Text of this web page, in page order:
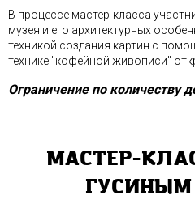
В процессе мастер-класса
музея и его архитектурных
техникой создания картин с
технике "кофейной живописи"
Ограничение по количеству
МАСТЕР-